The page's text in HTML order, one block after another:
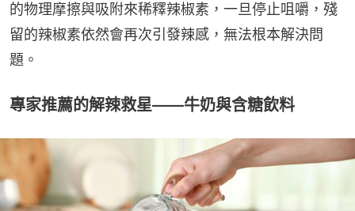
的物理摩擦與吸附來稀釋辣椒素，一旦停止咀嚼，殘
留的辣椒素依然會再次引發辣感，無法根本解決問
題。
專家推薦的解辣救星——牛奶與含糖飲料